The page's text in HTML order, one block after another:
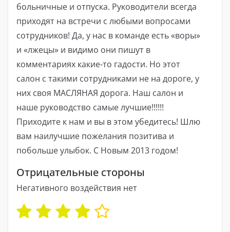
больничные и отпуска. Руководители всегда
приходят на встречи с любыми вопросами
сотрудников! Да, у нас в команде есть «воры»
и «лжецы» и видимо они пишут в
комментариях какие-то гадости. Но этот
салон с такими сотрудниками не на дороге, у
них своя МАСЛЯНАЯ дорога. Наш салон и
наше руководство самые лучшие!!!!!!
Приходите к нам и вы в этом убедитесь! Шлю
вам наилучшие пожелания позитива и
побольше улыбок. С Новым 2013 годом!
Отрицательные стороны
Негативного воздействия нет